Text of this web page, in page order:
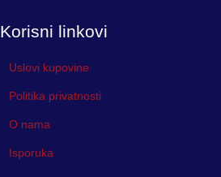
Korisni linkovi
Uslovi kupovine
Politika privatnosti
O nama
Isporuka